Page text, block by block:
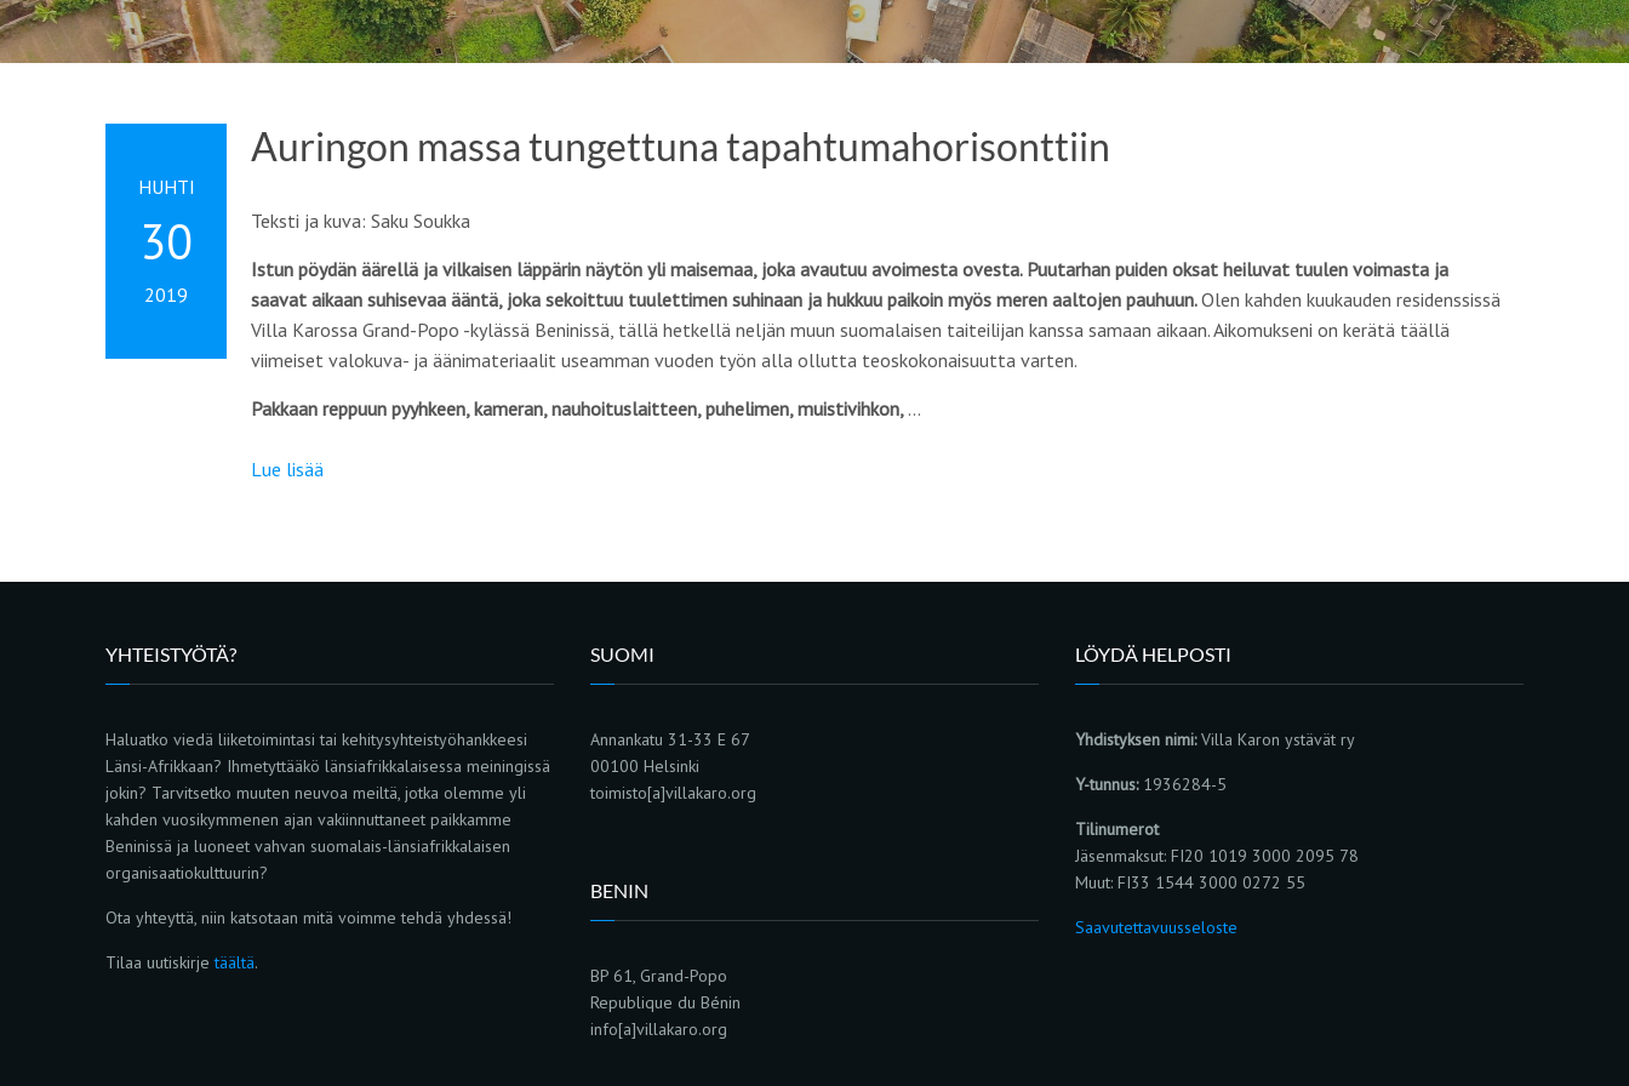
HUHTI
30
2019
Auringon massa tungettuna tapahtumahorisonttiin
Teksti ja kuva: Saku Soukka
Istun pöydän äärellä ja vilkaisen läppärin näytön yli maisemaa, joka avautuu avoimesta ovesta. Puutarhan puiden oksat heiluvat tuulen voimasta ja
saavat aikaan suhisevaa ääntä, joka sekoittuu tuulettimen suhinaan ja hukkuu paikoin myös meren aaltojen pauhuun.Olen kahden kuukauden residenssissä
Villa Karossa Grand-Popo -kylässä Beninissä, tällä hetkellä neljän muun suomalaisen taiteilijan kanssa samaan aikaan. Aikomukseni on kerätä täällä
viimeiset valokuva- ja äänimateriaalit useamman vuoden työn alla ollutta teoskokonaisuutta varten.
Pakkaan reppuun pyyhkeen, kameran, nauhoituslaitteen, puhelimen, muistivihkon, …
Lue lisää
YHTEISTYÖTÄ?
Haluatko viedä liiketoimintasi tai kehitysyhteistyöhankkeesi
Länsi-Afrikkaan? Ihmetyttääkö länsiafrikkalaisessa meiningissä
jokin? Tarvitsetko muuten neuvoa meiltä, jotka olemme yli
kahden vuosikymmenen ajan vakiinnuttaneet paikkamme
Beninissä ja luoneet vahvan suomalais-länsiafrikkalaisen
organisaatiokulttuurin?
Ota yhteyttä, niin katsotaan mitä voimme tehdä yhdessä!
Tilaa uutiskirjetäältä.
SUOMI
Annankatu 31-33 E 67
00100 Helsinki
toimisto[a]villakaro.org
BENIN
BP 61, Grand-Popo
Republique du Bénin
info[a]villakaro.org
LÖYDÄ HELPOSTI
Yhdistyksen nimi:Villa Karon ystävät ry
Y-tunnus:1936284-5
Tilinumerot
Jäsenmaksut: FI20 1019 3000 2095 78
Muut: FI33 1544 3000 0272 55
Saavutettavuusseloste